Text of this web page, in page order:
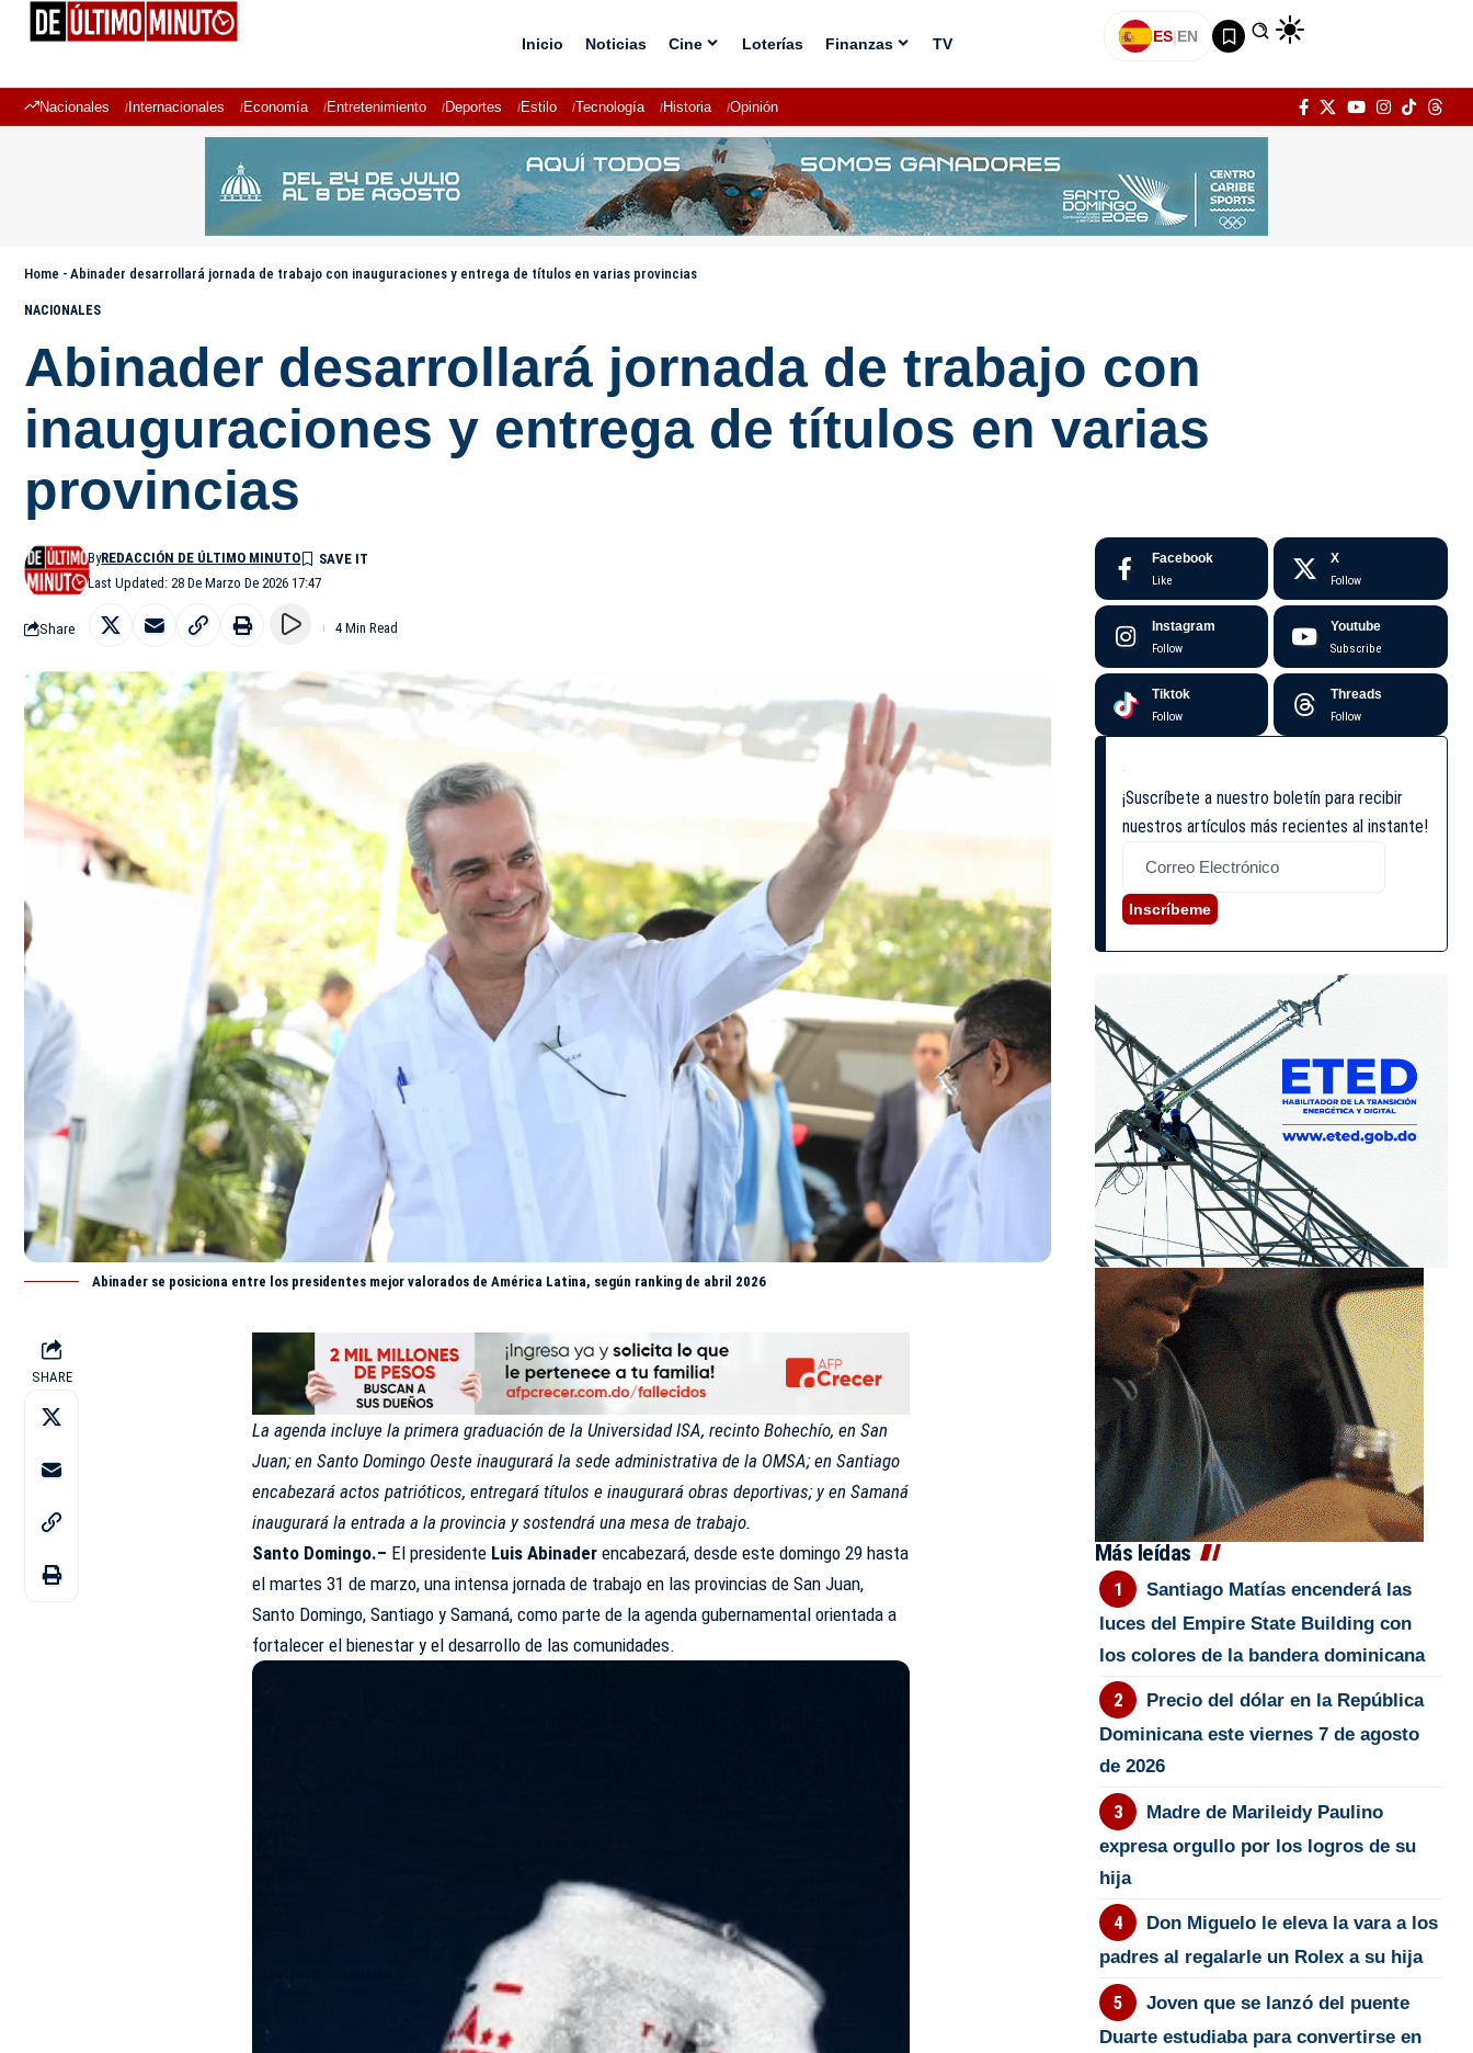
Inicio Noticias Cine Loterías Finanzas TV ES|EN
Nacionales Internacionales Economía Entretenimiento Deportes Estilo Tecnología Historia Opinión
Home - Abinader desarrollará jornada de trabajo con inauguraciones y entrega de títulos en varias provincias
NACIONALES
Abinader desarrollará jornada de trabajo con
inauguraciones y entrega de títulos en varias
provincias
Last Updated: 28 De Marzo De 2026 17:47
ByREDACCIÓN DE ÚLTIMO MINUTO
Share 4 Min Read
Abinader se posiciona entre los presidentes mejor valorados de América Latina, según ranking de abril 2026
SHARE
La agenda incluye la primera graduación de la Universidad ISA, recinto Bohechío, en San
Juan; en Santo Domingo Oeste inaugurará la sede administrativa de la OMSA; en Santiago
encabezará actos patrióticos, entregará títulos e inaugurará obras deportivas; y en Samaná
inaugurará la entrada a la provincia y sostendrá una mesa de trabajo.
Santo Domingo.– El presidente Luis Abinaderencabezará, desde este domingo 29 hasta
el martes 31 de marzo, una intensa jornada de trabajo en las provincias de San Juan,
Santo Domingo, Santiago y Samaná, como parte de la agenda gubernamental orientada a
fortalecer el bienestar y el desarrollo de las comunidades.
Facebook
Like
X
Follow
Instagram
Follow
Youtube
Subscribe
Tiktok
Follow
Threads
Follow
¡Suscríbete a nuestro boletín para recibir
nuestros artículos más recientes al instante!
Inscríbeme
Más leídas
Santiago Matías encenderá las
luces del Empire State Building con
los colores de la bandera dominicana
Precio del dólar en la República
Dominicana este viernes 7 de agosto
de 2026
Madre de Marileidy Paulino
expresa orgullo por los logros de su
hija
Don Miguelo le eleva la vara a los
padres al regalarle un Rolex a su hija
Joven que se lanzó del puente
Duarte estudiaba para convertirse en